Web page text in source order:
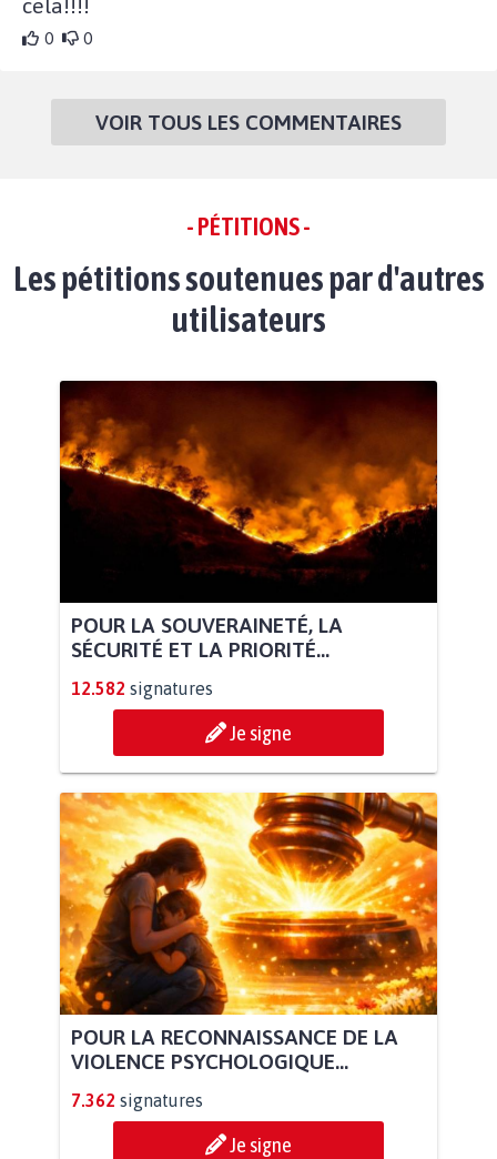
cela!!!!
0 0
VOIR TOUS LES COMMENTAIRES
- PÉTITIONS -
Les pétitions soutenues par d'autres
utilisateurs
POUR LA SOUVERAINETÉ, LA
SÉCURITÉ ET LA PRIORITÉ...
12.582 signatures
Je signe
POUR LA RECONNAISSANCE DE LA
VIOLENCE PSYCHOLOGIQUE...
7.362 signatures
Je signe